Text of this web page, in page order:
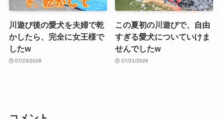
川遊び後の愛犬を夫婦で乾
かしたら、完全に女王様で
したw
07/23/2026
この夏初の川遊びで、自由
すぎる愛犬についていけま
せんでしたw
07/21/2026